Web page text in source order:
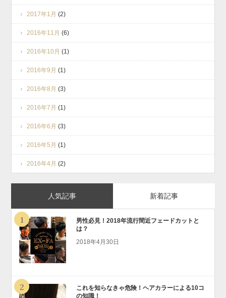
2017年1月 (2)
2016年11月 (6)
2016年10月 (1)
2016年9月 (1)
2016年8月 (3)
2016年7月 (1)
2016年6月 (3)
2016年5月 (1)
2016年4月 (2)
人気記事 新着記事
1
男性必見！2018年流行間近フェードカットと
は？
2018年4月30日
2
これを知らなきゃ危険！ヘアカラーによる10コ
の知識！